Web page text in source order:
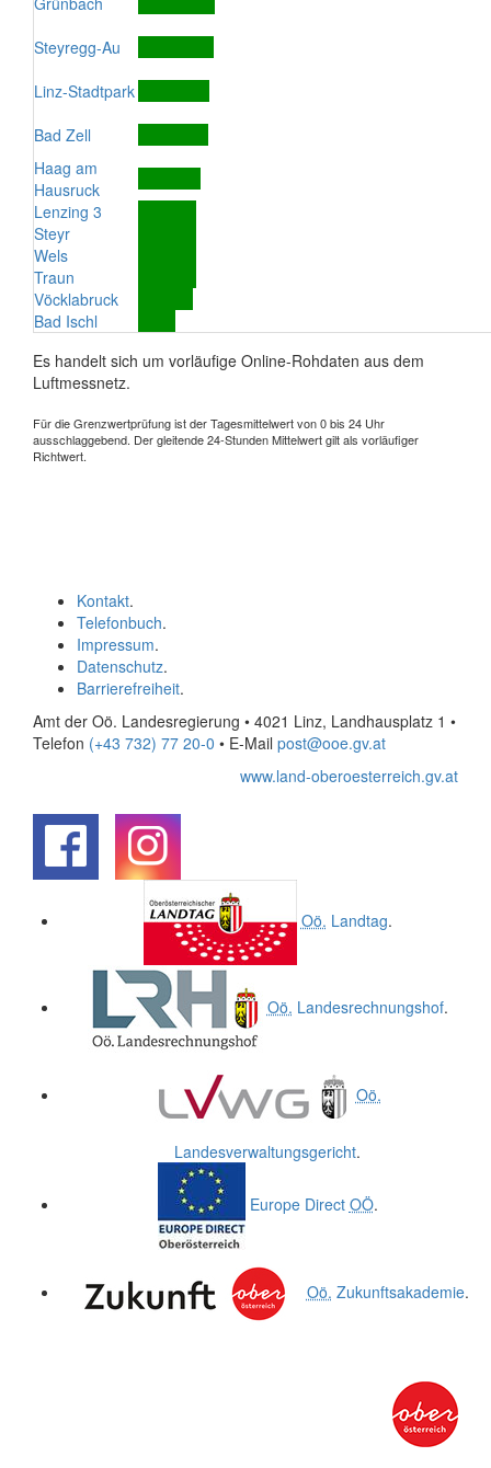
Steyregg-Au
Linz-Stadtpark
Bad Zell
Haag am
Hausruck
Lenzing 3
Steyr
Wels
Traun
Vöcklabruck
Bad Ischl
Es handelt sich um vorläufige Online-Rohdaten aus dem
Luftmessnetz.
Für die Grenzwertprüfung ist der Tagesmittelwert von 0 bis 24 Uhr
ausschlaggebend. Der gleitende 24-Stunden Mittelwert gilt als vorläufiger
Richtwert.
Kontakt.
Telefonbuch.
Impressum.
Datenschutz.
Barrierefreiheit.
Amt der Oö. Landesregierung • 4021 Linz, Landhausplatz 1 •
Telefon (+43 732) 77 20-0 • E-Mail post@ooe.gv.at
www.land-oberoesterreich.gv.at
Oö. Landtag.
Oö. Landesrechnungshof.
Oö.
Landesverwaltungsgericht.
Europe Direct OÖ.
Oö. Zukunftsakademie.